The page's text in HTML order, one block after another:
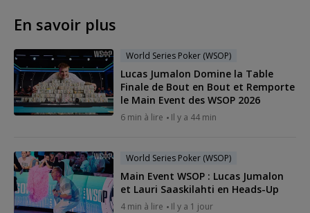
En savoir plus
World Series Poker (WSOP)
Lucas Jumalon Domine la Table
Finale de Bout en Bout et Remporte
le Main Event des WSOP 2026
6 min à lire Il y a 44 min
World Series Poker (WSOP)
Main Event WSOP : Lucas Jumalon
et Lauri Saaskilahti en Heads-Up
4 min à lire Il y a 1 jour